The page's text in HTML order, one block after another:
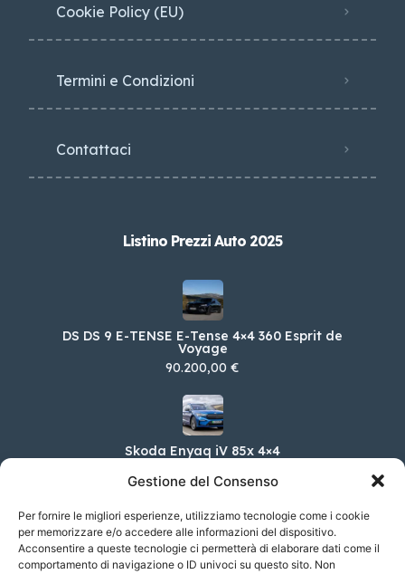
Gestione del Consenso
Per fornire le migliori esperienze, utilizziamo tecnologie come i cookie
per memorizzare e/o accedere alle informazioni del dispositivo.
Acconsentire a queste tecnologie ci permetterà di elaborare dati come il
comportamento di navigazione o ID univoci su questo sito. Non
Cookie Policy (EU)
Termini e Condizioni
Contattaci
Listino Prezzi Auto 2025
DS DS 9 E-TENSE E-Tense 4×4 360 Esprit de
Voyage
90.200,00 €
Skoda Enyaq iV 85x 4×4
Smart EQ fortwo cabrio EQ 60kW Suitered
(22kW)